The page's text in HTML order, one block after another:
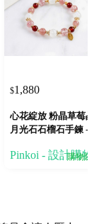
$1,880
心花綻放 粉晶草莓晶
月光石石榴石手鍊 - 幸
Pinkoi - 設計購物
購物賺